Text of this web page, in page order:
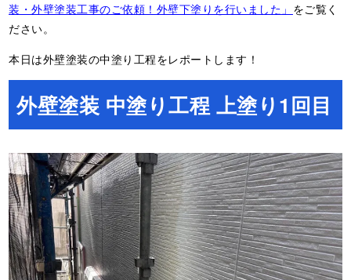
装・外壁塗装工事のご依頼！外壁下塗りを行いました」 をご覧く
ださい。
本日は外壁塗装の中塗り工程をレポートします！
外壁塗装 中塗り工程 上塗り1回目